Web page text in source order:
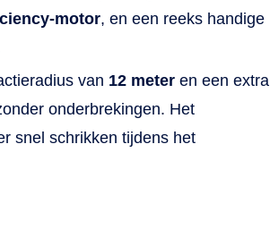
motor, en een reeks handige
van 12 meter en een extra
onderbrekingen. Het
snel schrikken tijdens het